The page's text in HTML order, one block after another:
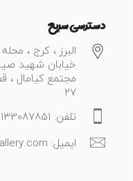
دسترسی سریع
البرز ، کرج ،
خیابان شهید
27
تلفن: 09133087851 - 02634231824
ایمیل: info@middasgallery.com